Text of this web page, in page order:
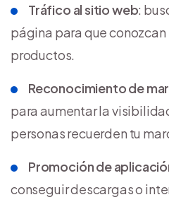
Tráfico al sitio web:
página para que conozcan
productos.
Reconocimiento de
para aumentar la
personas recuerden tu
Promoción de
conseguir descargas o